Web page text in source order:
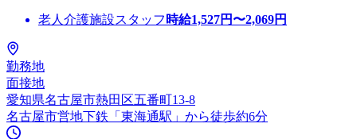
老人介護施設スタッフ 時給1,527円〜2,069円
勤務地
面接地
愛知県名古屋市熱田区五番町13-8
名古屋市営地下鉄「東海通駅」から徒歩約6分